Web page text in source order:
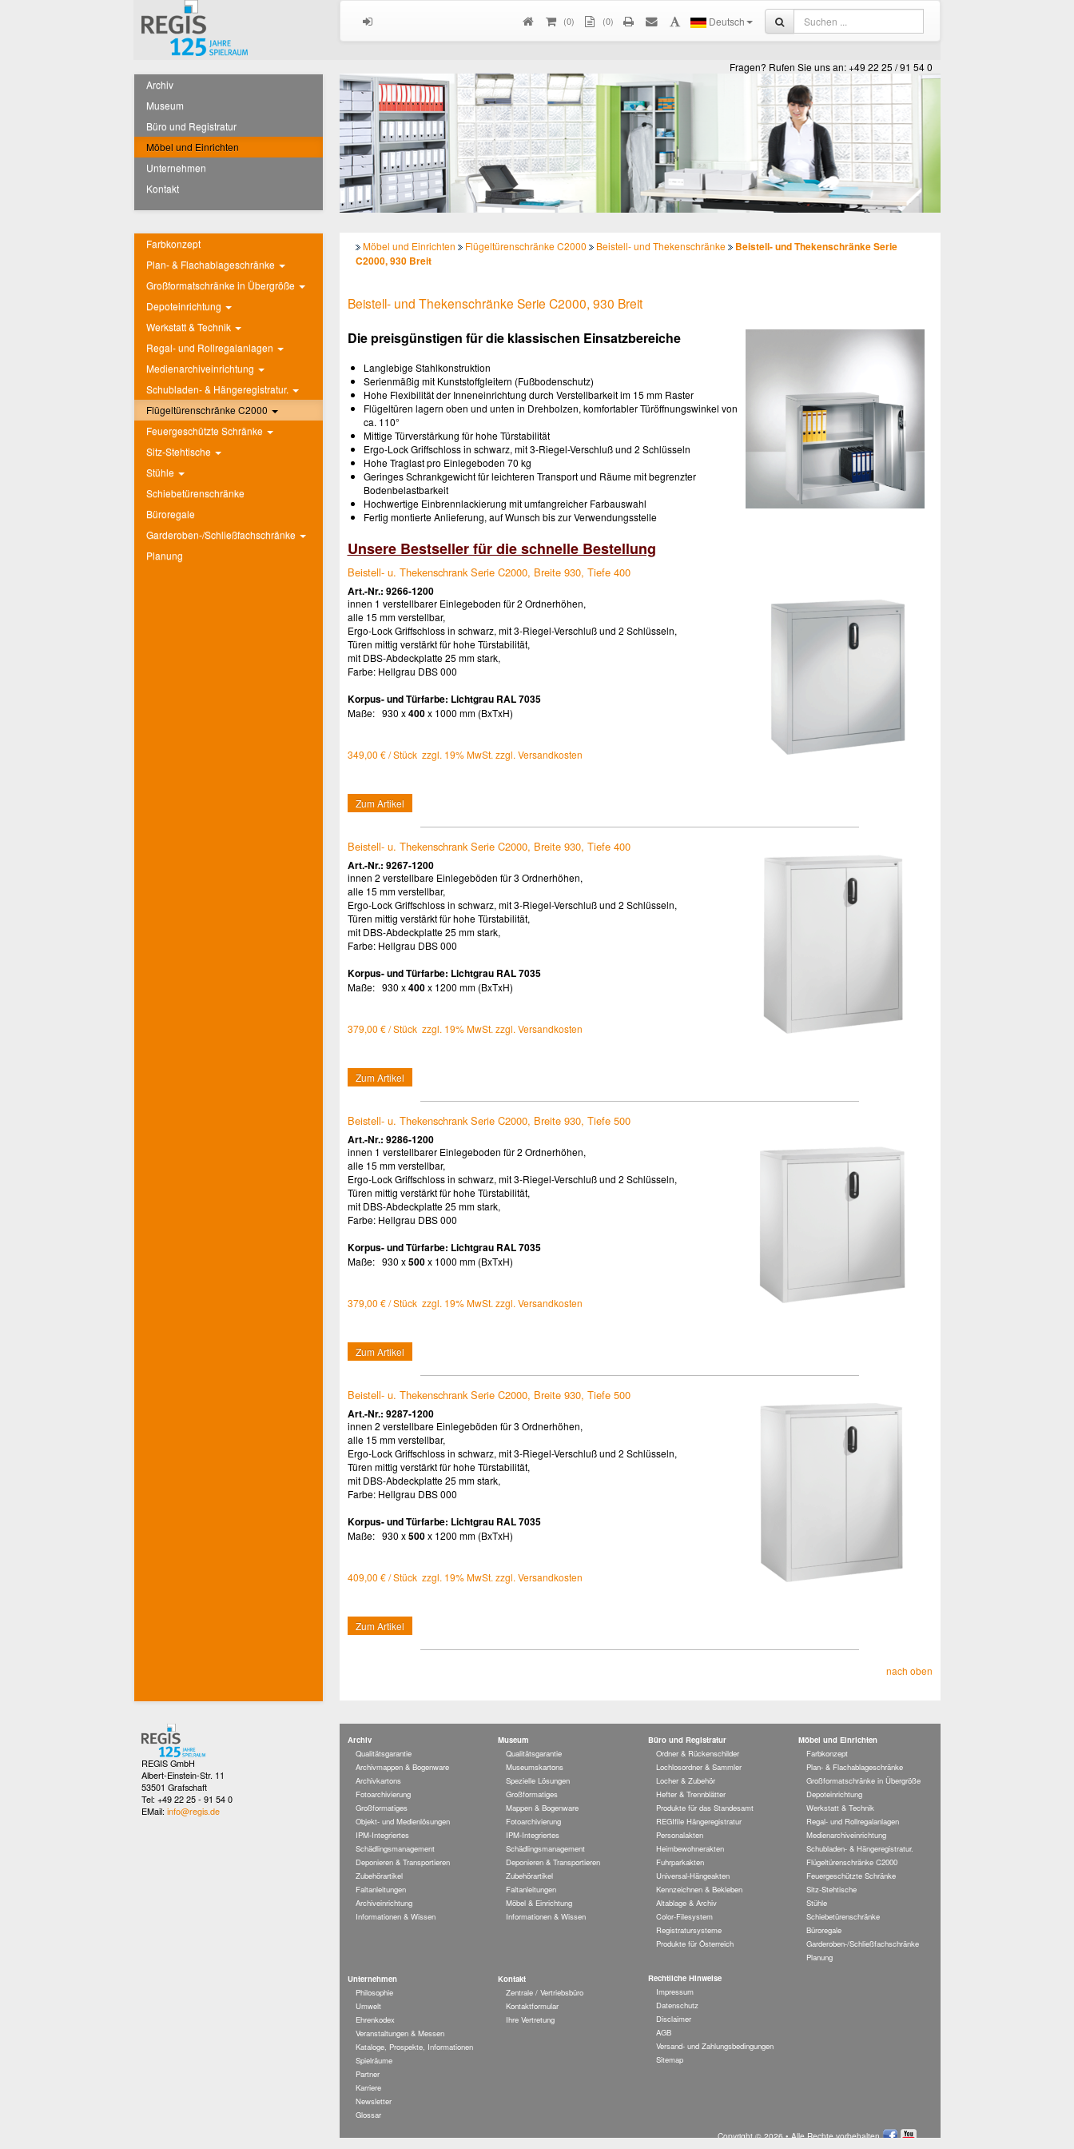
(0) (0) Deutsch
Fragen? Rufen Sie uns an: +49 22 25 / 91 54 0
Archiv
Museum
Büro und Registratur
Möbel und Einrichten
Unternehmen
Kontakt
Farbkonzept
Plan- & Flachablageschränke
Großformatschränke in Übergröße
Depoteinrichtung
Werkstatt & Technik
Regal- und Rollregalanlagen
Medienarchiveinrichtung
Schubladen- & Hängeregistratur.
Flügeltürenschränke C2000
Feuergeschützte Schränke
Sitz-Stehtische
Stühle
Schiebetürenschränke
Büroregale
Garderoben-/Schließfachschränke
Planung
Möbel und Einrichten Flügeltürenschränke C2000 Beistell- und Thekenschränke
Beistell- und Thekenschränke Serie
C2000, 930 Breit
Beistell- und Thekenschränke Serie C2000, 930 Breit
Die preisgünstigen für die klassischen Einsatzbereiche
Langlebige Stahlkonstruktion
Serienmäßig mit Kunststoffgleitern (Fußbodenschutz)
Hohe Flexibilität der Inneneinrichtung durch Verstellbarkeit im 15 mm Raster
Flügeltüren lagern oben und unten in Drehbolzen, komfortabler Türöffnungswinkel von
ca. 110°
Mittige Türverstärkung für hohe Türstabilität
Ergo-Lock Griffschloss in schwarz, mit 3-Riegel-Verschluß und 2 Schlüsseln
Hohe Traglast pro Einlegeboden 70 kg
Geringes Schrankgewicht für leichteren Transport und Räume mit begrenzter
Bodenbelastbarkeit
Hochwertige Einbrennlackierung mit umfangreicher Farbauswahl
Fertig montierte Anlieferung, auf Wunsch bis zur Verwendungsstelle
Unsere Bestseller für die schnelle Bestellung
Beistell- u. Thekenschrank Serie C2000, Breite 930, Tiefe 400
Art.-Nr.: 9266-1200
innen 1 verstellbarer Einlegeboden für 2 Ordnerhöhen,
alle 15 mm verstellbar,
Ergo-Lock Griffschloss in schwarz, mit 3-Riegel-Verschluß und 2 Schlüsseln,
Türen mittig verstärkt für hohe Türstabilität,
mit DBS-Abdeckplatte 25 mm stark,
Farbe: Hellgrau DBS 000
Korpus- und Türfarbe: Lichtgrau RAL 7035
Maße: 930 x400x 1000 mm (BxTxH)
349,00 € / Stück zzgl. 19% MwSt. zzgl. Versandkosten
Zum Artikel
Beistell- u. Thekenschrank Serie C2000, Breite 930, Tiefe 400
Art.-Nr.: 9267-1200
innen 2 verstellbare Einlegeböden für 3 Ordnerhöhen,
alle 15 mm verstellbar,
Ergo-Lock Griffschloss in schwarz, mit 3-Riegel-Verschluß und 2 Schlüsseln,
Türen mittig verstärkt für hohe Türstabilität,
mit DBS-Abdeckplatte 25 mm stark,
Farbe: Hellgrau DBS 000
Korpus- und Türfarbe: Lichtgrau RAL 7035
Maße: 930 x400x 1200 mm (BxTxH)
379,00 € / Stück zzgl. 19% MwSt. zzgl. Versandkosten
Zum Artikel
Beistell- u. Thekenschrank Serie C2000, Breite 930, Tiefe 500
Art.-Nr.: 9286-1200
innen 1 verstellbarer Einlegeboden für 2 Ordnerhöhen,
alle 15 mm verstellbar,
Ergo-Lock Griffschloss in schwarz, mit 3-Riegel-Verschluß und 2 Schlüsseln,
Türen mittig verstärkt für hohe Türstabilität,
mit DBS-Abdeckplatte 25 mm stark,
Farbe: Hellgrau DBS 000
Korpus- und Türfarbe: Lichtgrau RAL 7035
Maße: 930 x500x 1000 mm (BxTxH)
379,00 € / Stück zzgl. 19% MwSt. zzgl. Versandkosten
Zum Artikel
Beistell- u. Thekenschrank Serie C2000, Breite 930, Tiefe 500
Art.-Nr.: 9287-1200
innen 2 verstellbare Einlegeböden für 3 Ordnerhöhen,
alle 15 mm verstellbar,
Ergo-Lock Griffschloss in schwarz, mit 3-Riegel-Verschluß und 2 Schlüsseln,
Türen mittig verstärkt für hohe Türstabilität,
mit DBS-Abdeckplatte 25 mm stark,
Farbe: Hellgrau DBS 000
Korpus- und Türfarbe: Lichtgrau RAL 7035
Maße: 930 x500x 1200 mm (BxTxH)
409,00 € / Stück zzgl. 19% MwSt. zzgl. Versandkosten
Zum Artikel
nach oben
REGIS GmbH
Albert-Einstein-Str. 11
53501 Grafschaft
Tel: +49 22 25 - 91 54 0
EMail: info@regis.de
Archiv
Qualitätsgarantie
Archivmappen & Bogenware
Archivkartons
Fotoarchivierung
Großformatiges
Objekt- und Medienlösungen
IPM-Integriertes
Schädlingsmanagement
Deponieren & Transportieren
Zubehörartikel
Faltanleitungen
Archiveinrichtung
Informationen & Wissen
Museum
Qualitätsgarantie
Museumskartons
Spezielle Lösungen
Großformatiges
Mappen & Bogenware
Fotoarchivierung
IPM-Integriertes
Schädlingsmanagement
Deponieren & Transportieren
Zubehörartikel
Faltanleitungen
Möbel & Einrichtung
Informationen & Wissen
Büro und Registratur
Ordner & Rückenschilder
Lochlosordner & Sammler
Locher & Zubehör
Hefter & Trennblätter
Produkte für das Standesamt
REGIfile Hängeregistratur
Personalakten
Heimbewohnerakten
Fuhrparkakten
Universal-Hängeakten
Kennzeichnen & Bekleben
Altablage & Archiv
Color-Filesystem
Registratursysteme
Produkte für Österreich
Möbel und Einrichten
Farbkonzept
Plan- & Flachablageschränke
Großformatschränke in Übergröße
Depoteinrichtung
Werkstatt & Technik
Regal- und Rollregalanlagen
Medienarchiveinrichtung
Schubladen- & Hängeregistratur.
Flügeltürenschränke C2000
Feuergeschützte Schränke
Sitz-Stehtische
Stühle
Schiebetürenschränke
Büroregale
Garderoben-/Schließfachschränke
Planung
Unternehmen
Philosophie
Umwelt
Ehrenkodex
Veranstaltungen & Messen
Kataloge, Prospekte, Informationen
Spielräume
Partner
Karriere
Newsletter
Glossar
Kontakt
Zentrale / Vertriebsbüro
Kontaktformular
Ihre Vertretung
Rechtliche Hinweise
Impressum
Datenschutz
Disclaimer
AGB
Versand- und Zahlungsbedingungen
Sitemap
Copyright © 2026 • Alle Rechte vorbehalten